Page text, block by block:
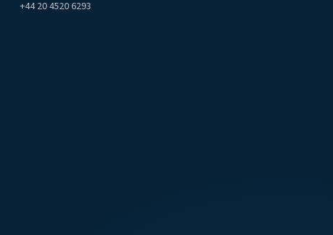
+44 20 4520 6293